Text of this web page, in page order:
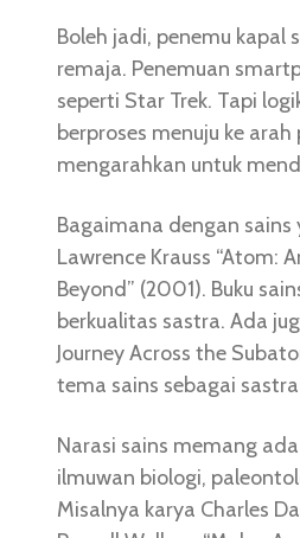
Boleh jadi, penemu kapal
remaja. Penemuan
seperti Star Trek. Tapi
berproses menuju ke
mengarahkan untuk
Bagaimana dengan
Lawrence Krauss “Atom:
Beyond” (2001). Buku
berkualitas sastra. Ada
Journey Across the
tema sains sebagai
Narasi sains memang
ilmuwan biologi,
Misalnya karya Charles